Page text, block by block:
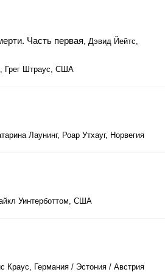
Часть первая, Дэвид Йейтс,
Грег Штраус, США
Лаунинг, Роар Утхауг, Норвегия
Уинтерботтом, США
Краус, Германия / Эстония / Австрия